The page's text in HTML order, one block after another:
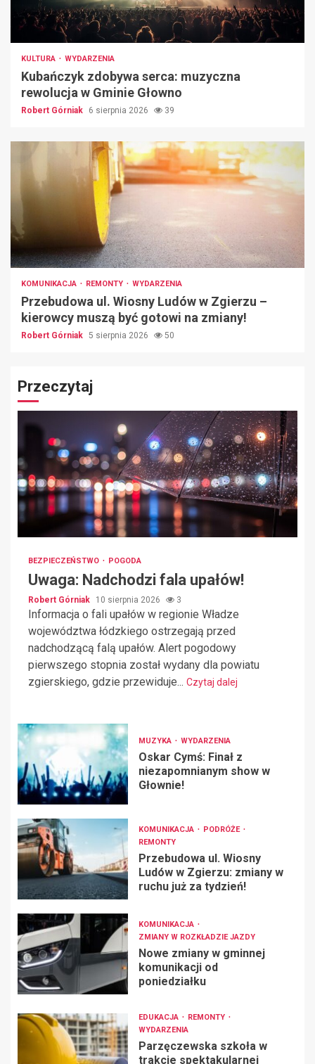
KULTURA WYDARZENIA
Kubańczyk zdobywa serca: muzyczna
rewolucja w Gminie Głowno
Robert Górniak 6 sierpnia 2026 39
KOMUNIKACJA REMONTY WYDARZENIA
Przebudowa ul. Wiosny Ludów w Zgierzu –
kierowcy muszą być gotowi na zmiany!
Robert Górniak 5 sierpnia 2026 50
Przeczytaj
BEZPIECZEŃSTWO POGODA
Uwaga: Nadchodzi fala upałów!
Robert Górniak 10 sierpnia 2026 3
Informacja o fali upałów w regionie Władze
województwa łódzkiego ostrzegają przed
nadchodzącą falą upałów. Alert pogodowy
pierwszego stopnia został wydany dla powiatu
zgierskiego, gdzie przewiduje... Czytaj dalej
MUZYKA WYDARZENIA
Oskar Cymś: Finał z
niezapomnianym show w
Głownie!
KOMUNIKACJA
PODRÓŻE
REMONTY
Przebudowa ul. Wiosny
Ludów w Zgierzu: zmiany w
ruchu już za tydzień!
KOMUNIKACJA
ZMIANY W ROZKŁADZIE JAZDY
Nowe zmiany w gminnej
komunikacji od
poniedziałku
EDUKACJA
REMONTY
WYDARZENIA
Parzęczewska szkoła w
trakcie spektakularnej